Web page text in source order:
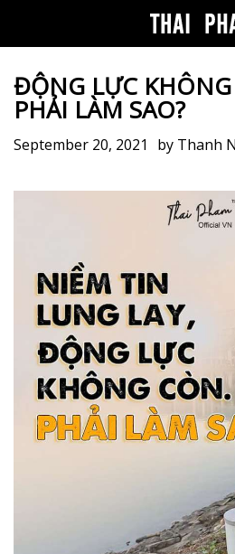
ĐỘNG LỰC
PHẢI LÀM SAO?
September 20, 2021 by Thanh